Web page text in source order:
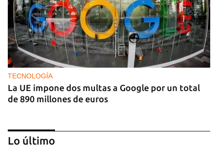
TECNOLOGÍA
La UE impone dos multas a Google por un total
de 890 millones de euros
Lo último